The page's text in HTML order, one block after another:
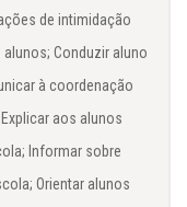
de intimidação
Conduzir aluno
à coordenação
aos alunos
Informar sobre
Orientar alunos